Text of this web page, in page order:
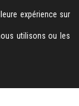
expérience sur
utilisons ou les